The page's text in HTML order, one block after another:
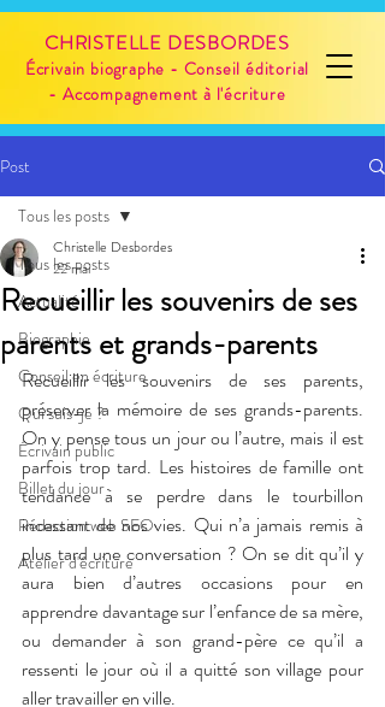
CHRISTELLE DESBORDES
Écrivain biographe - Conseil éditorial
- Accompagnement à l'écriture
Post
Tous les posts
Actualité
Biographie
Conseil en écriture
Qui suis-je ?
Écrivain public
Billet du jour
Rédaction web SEO
Atelier d'écriture
Tous les posts
Recueillir les souvenirs de ses
parents et grands-parents
Christelle Desbordes
22 mai
Recueillir les souvenirs de ses parents,
préserver la mémoire de ses grands-parents.
On y pense tous un jour ou l’autre, mais il est
parfois trop tard. Les histoires de famille ont
tendance à se perdre dans le tourbillon
incessant de nos vies. Qui n’a jamais remis à
plus tard une conversation ? On se dit qu’il y
aura bien d’autres occasions pour en
apprendre davantage sur l’enfance de sa mère,
ou demander à son grand-père ce qu’il a
ressenti le jour où il a quitté son village pour
aller travailler en ville.